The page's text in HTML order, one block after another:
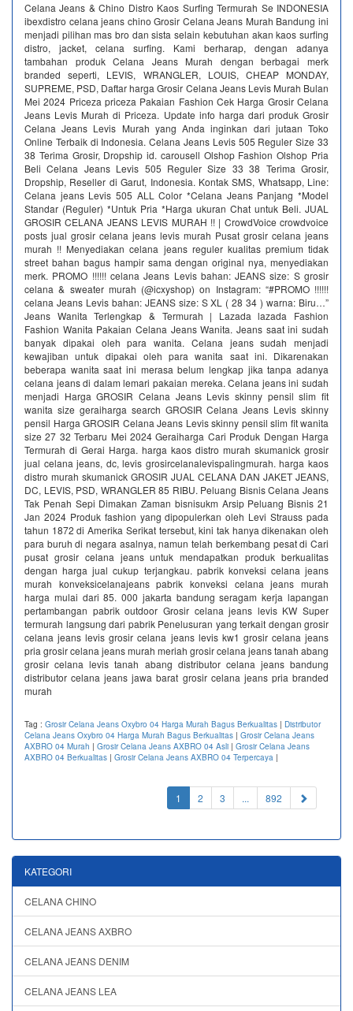
Celana Jeans & Chino Distro Kaos Surfing Termurah Se INDONESIA
ibexdistro celana jeans chino Grosir Celana Jeans Murah Bandung ini
menjadi pilihan mas bro dan sista selain kebutuhan akan kaos surfing
distro, jacket, celana surfing. Kami berharap, dengan adanya
tambahan produk Celana Jeans Murah dengan berbagai merk
branded seperti, LEVIS, WRANGLER, LOUIS, CHEAP MONDAY,
SUPREME, PSD, Daftar harga Grosir Celana Jeans Levis Murah Bulan
Mei 2024 Priceza priceza Pakaian Fashion Cek Harga Grosir Celana
Jeans Levis Murah di Priceza. Update info harga dari produk Grosir
Celana Jeans Levis Murah yang Anda inginkan dari jutaan Toko
Online Terbaik di Indonesia. Celana Jeans Levis 505 Reguler Size 33
38 Terima Grosir, Dropship id. carousell Olshop Fashion Olshop Pria
Beli Celana Jeans Levis 505 Reguler Size 33 38 Terima Grosir,
Dropship, Reseller di Garut, Indonesia. Kontak SMS, Whatsapp, Line:
Celana jeans Levis 505 ALL Color *Celana Jeans Panjang *Model
Standar (Reguler) *Untuk Pria *Harga ukuran Chat untuk Beli. JUAL
GROSIR CELANA JEANS LEVIS MURAH !! | CrowdVoice crowdvoice
posts jual grosir celana jeans levis murah Pusat grosir celana jeans
murah !! Menyediakan celana jeans reguler kualitas premium tidak
street bahan bagus hampir sama dengan original nya, menyediakan
merk. PROMO !!!!!! celana Jeans Levis bahan: JEANS size: S grosir
celana & sweater murah (@icxyshop) on Instagram: “#PROMO !!!!!!
celana Jeans Levis bahan: JEANS size: S XL ( 28 34 ) warna: Biru…”
Jeans Wanita Terlengkap & Termurah | Lazada lazada Fashion
Fashion Wanita Pakaian Celana Jeans Wanita. Jeans saat ini sudah
banyak dipakai oleh para wanita. Celana jeans sudah menjadi
kewajiban untuk dipakai oleh para wanita saat ini. Dikarenakan
beberapa wanita saat ini merasa belum lengkap jika tanpa adanya
celana jeans di dalam lemari pakaian mereka. Celana jeans ini sudah
menjadi Harga GROSIR Celana Jeans Levis skinny pensil slim fit
wanita size geraiharga search GROSIR Celana Jeans Levis skinny
pensil Harga GROSIR Celana Jeans Levis skinny pensil slim fit wanita
size 27 32 Terbaru Mei 2024 Geraiharga Cari Produk Dengan Harga
Termurah di Gerai Harga. harga kaos distro murah skumanick grosir
jual celana jeans, dc, levis grosircelanalevispalingmurah. harga kaos
distro murah skumanick GROSIR JUAL CELANA DAN JAKET JEANS,
DC, LEVIS, PSD, WRANGLER 85 RIBU. Peluang Bisnis Celana Jeans
Tak Penah Sepi Dimakan Zaman bisnisukm Arsip Peluang Bisnis 21
Jan 2024 Produk fashion yang dipopulerkan oleh Levi Strauss pada
tahun 1872 di Amerika Serikat tersebut, kini tak hanya dikenakan oleh
para buruh di negara asalnya, namun telah berkembang pesat di Cari
pusat grosir celana jeans untuk mendapatkan produk berkualitas
dengan harga jual cukup terjangkau. pabrik konveksi celana jeans
murah konveksicelanajeans pabrik konveksi celana jeans murah
harga mulai dari 85. 000 jakarta bandung seragam kerja lapangan
pertambangan pabrik outdoor Grosir celana jeans levis KW Super
termurah langsung dari pabrik‎ Penelusuran yang terkait dengan grosir
celana jeans levis grosir celana jeans levis kw1 grosir celana jeans
pria grosir celana jeans murah meriah grosir celana jeans tanah abang
grosir celana levis tanah abang distributor celana jeans bandung
distributor celana jeans jawa barat grosir celana jeans pria branded
murah
Tag : Grosir Celana Jeans Oxybro 04 Harga Murah Bagus Berkualitas | Distributor
Celana Jeans Oxybro 04 Harga Murah Bagus Berkualitas | Grosir Celana Jeans
AXBRO 04 Murah | Grosir Celana Jeans AXBRO 04 Asli | Grosir Celana Jeans
AXBRO 04 Berkualitas | Grosir Celana Jeans AXBRO 04 Terpercaya |
1 (current)
2 3 ... 892
KATEGORI
CELANA CHINO
CELANA JEANS AXBRO
CELANA JEANS DENIM
CELANA JEANS LEA